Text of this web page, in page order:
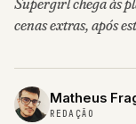
cenas extras, após
REDAÇÃO
7 DE AGOSTO DE